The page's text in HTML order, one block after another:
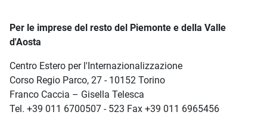
Per le imprese del resto del Piemonte e della Valle
d'Aosta
Centro Estero per l'Internazionalizzazione
Corso Regio Parco, 27 - 10152 Torino
Franco Caccia – Gisella Telesca
Tel. +39 011 6700507 - 523 Fax +39 011 6965456